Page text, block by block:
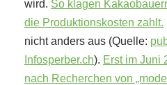
wird. So klagen
die Produktionskosten zahlt.
nicht anders aus (Quelle:
Infosperber.ch). Erst im Juni
nach Recherchen von